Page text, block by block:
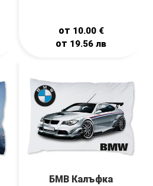
от 10.00 €
от 19.56лв
БМВ Калъфка